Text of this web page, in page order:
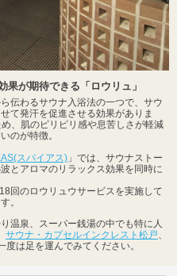
が期待できる「ロウリュ」
伝わるサウナ入浴法の一つで、サウ
て発汗を促進させる効果がありま
、肌のピリピリ感や息苦しさが軽減
のが特徴。
スパイアス) 」では、サウナストー
とアロマのリラックス効果を同時に
回のロウリュウサービスを実施して
。
温泉、スーパー銭湯の中でも特に人
サウナ・カプセルインクレスト松戸、
度は足を運んでみてください。